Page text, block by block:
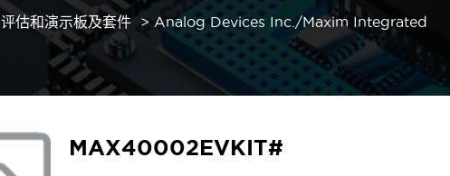
评估和演示板及套件 Analog Devices Inc./Maxim Integrated
MAX40002EVKIT#